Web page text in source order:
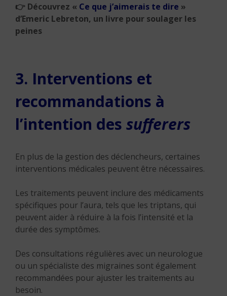
👉 Découvrez « Ce que j’aimerais te dire »
d’Emeric Lebreton, un livre pour soulager les
peines
3. Interventions et
recommandations à
l’intention des sufferers
En plus de la gestion des déclencheurs, certaines
interventions médicales peuvent être nécessaires.
Les traitements peuvent inclure des médicaments
spécifiques pour l’aura, tels que les triptans, qui
peuvent aider à réduire à la fois l’intensité et la
durée des symptômes.
Des consultations régulières avec un neurologue
ou un spécialiste des migraines sont également
recommandées pour ajuster les traitements au
besoin.